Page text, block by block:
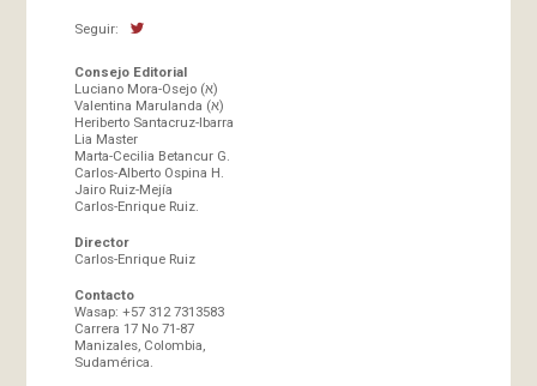
Seguir:
Consejo Editorial
Luciano Mora-Osejo (א)
Valentina Marulanda (א)
Heriberto Santacruz-Ibarra
Lia Master
Marta-Cecilia Betancur G.
Carlos-Alberto Ospina H.
Jairo Ruiz-Mejía
Carlos-Enrique Ruiz.
Director
Carlos-Enrique Ruiz
Contacto
Wasap: +57 312 7313583
Carrera 17 No 71-87
Manizales, Colombia,
Sudamérica.